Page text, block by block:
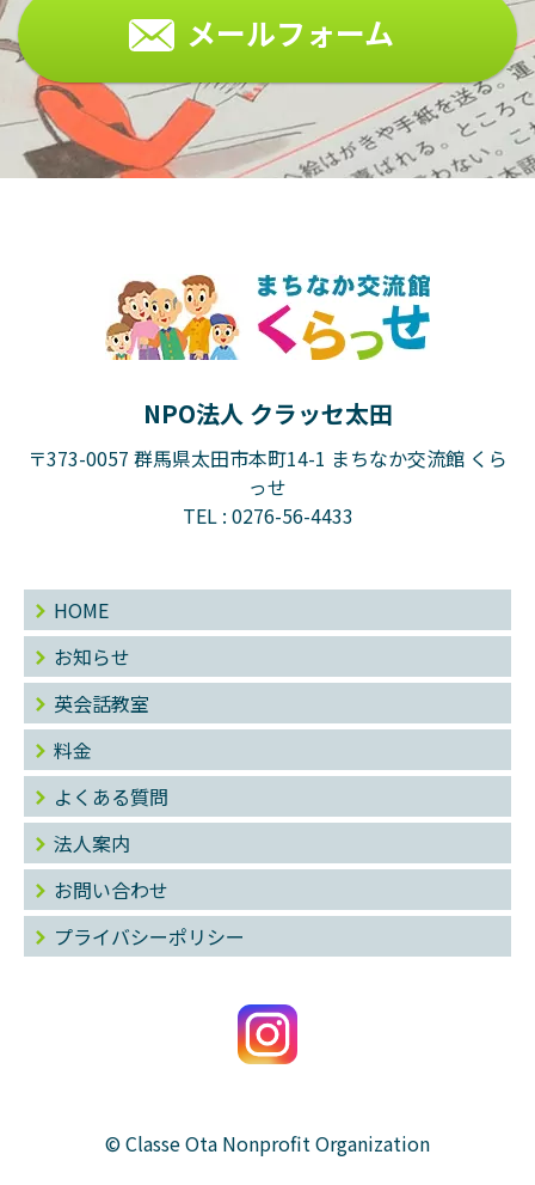
メールフォーム
NPO法人 クラッセ太田
〒373-0057 群馬県太田市本町14-1 まちなか交流館 くら
っせ
TEL : 0276-56-4433
HOME
お知らせ
英会話教室
料金
よくある質問
法人案内
お問い合わせ
プライバシーポリシー
© Classe Ota Nonprofit Organization